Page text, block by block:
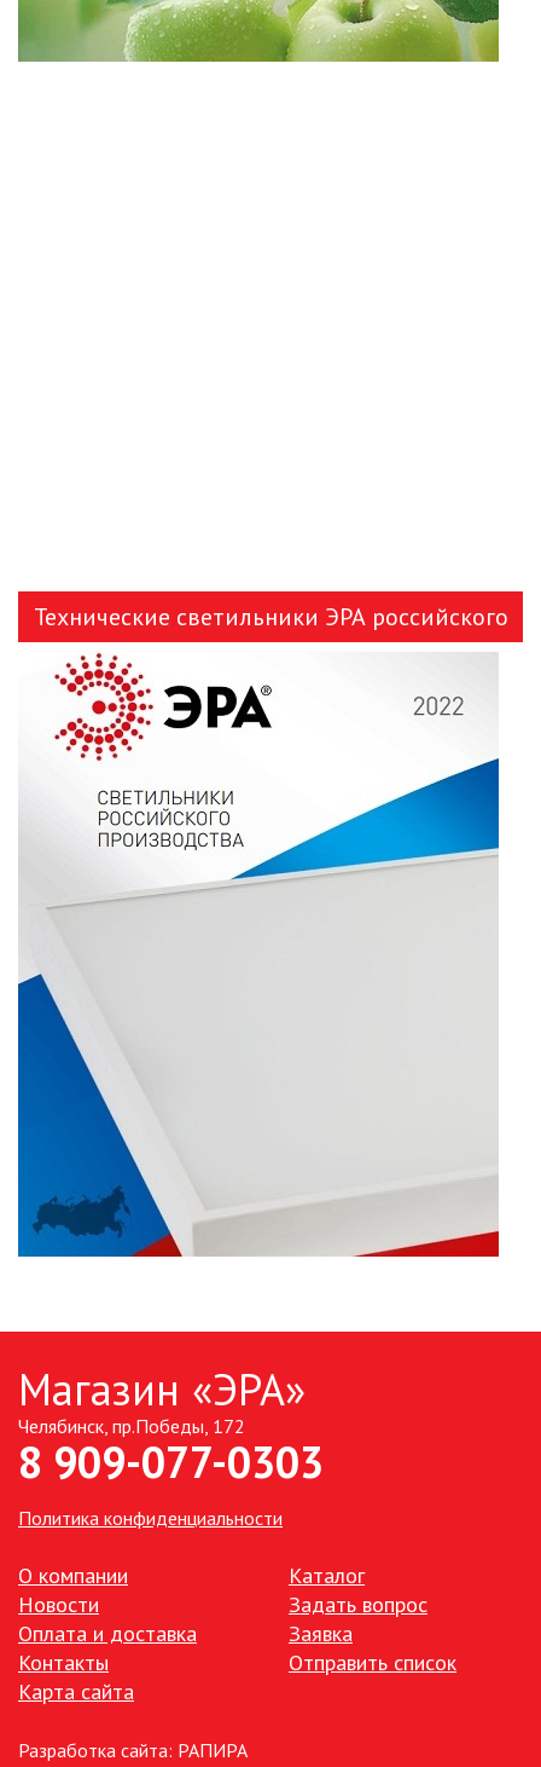
ОПЛАТА И ДОСТАВКА
Технические светильники ЭРА российского
Магазин «ЭРА»
Челябинск, пр.Победы, 172
8 909-077-0303
Политика конфиденциальности
О компании
Новости
Оплата и доставка
Контакты
Карта сайта
Каталог
Задать вопрос
Заявка
Отправить список
Разработка сайта: РАПИРА